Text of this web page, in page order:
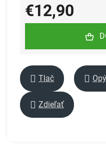
€12,90
Jednotková cena:
Tlač
Zdieľať